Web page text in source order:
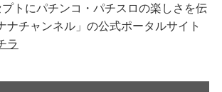
トにパチンコ・パチスロの楽しさを伝
ナチャンネル」の公式ポータルサイト
ラ